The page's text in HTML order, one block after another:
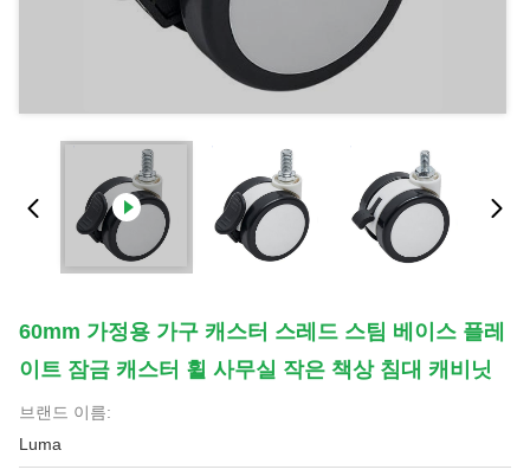
60mm 가정용 가구 캐스터 스레드 스팀 베이스 플레
이트 잠금 캐스터 휠 사무실 작은 책상 침대 캐비닛
브랜드 이름:
Luma